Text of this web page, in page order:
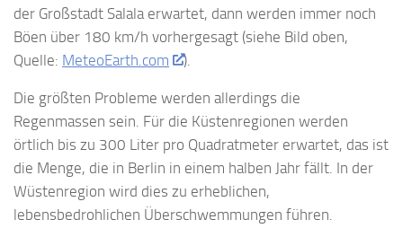
der Großstadt Salala erwartet, dann werden immer noch
Böen über 180 km/h vorhergesagt (siehe Bild oben,
Quelle: MeteoEarth.com ).
Die größten Probleme werden allerdings die
Regenmassen sein. Für die Küstenregionen werden
örtlich bis zu 300 Liter pro Quadratmeter erwartet, das ist
die Menge, die in Berlin in einem halben Jahr fällt. In der
Wüstenregion wird dies zu erheblichen,
lebensbedrohlichen Überschwemmungen führen.